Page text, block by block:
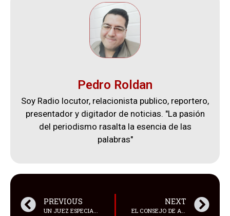
Pedro Roldan
Soy Radio locutor, relacionista publico, reportero,
presentador y digitador de noticias. "La pasión
del periodismo rasalta la esencia de las
palabras"
PREVIOUS NEXT